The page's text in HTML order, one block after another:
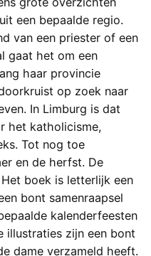
een bepaalde regio.
van een priester of een
gaat het om een
haar provincie
op zoek naar
In Limburg is dat
het katholicisme,
Tot nog toe
en de herfst. De
boek is letterlijk een
bont samenraapsel
kalenderfeesten
illustraties zijn een bont
dame verzameld heeft.